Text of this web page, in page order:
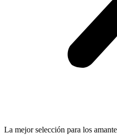
La mejor selección para los